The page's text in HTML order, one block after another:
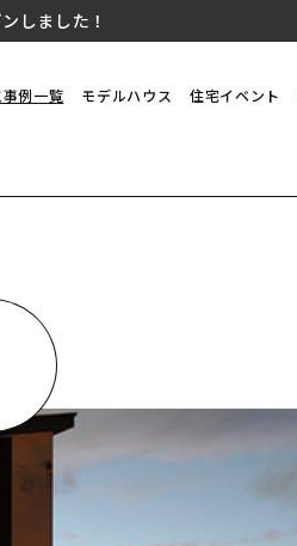
しました！
例一覧 モデルハウス 住宅イベント